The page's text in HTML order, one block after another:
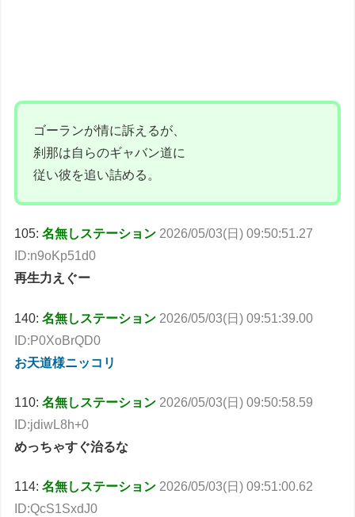
ゴーランが情に訴えるが、
刹那は自らのギャバン道に
従い彼を追い詰める。
105:名無しステーション 2026/05/03(日) 09:50:51.27
ID:n9oKp51d0
再生力えぐー
140:名無しステーション 2026/05/03(日) 09:51:39.00
ID:P0XoBrQD0
お天道様ニッコリ
110:名無しステーション 2026/05/03(日) 09:50:58.59
ID:jdiwL8h+0
めっちゃすぐ治るな
114:名無しステーション 2026/05/03(日) 09:51:00.62
ID:QcS1SxdJ0